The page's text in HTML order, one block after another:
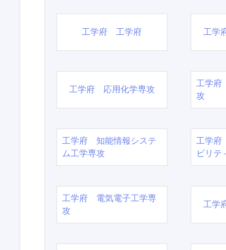
工学府 工学府 工学
工学府 応用化学専攻
工学府
攻
工学府 知能情報システ
ム工学専攻
工学府
ビリテ
工学府 電気電子工学専
攻
工学